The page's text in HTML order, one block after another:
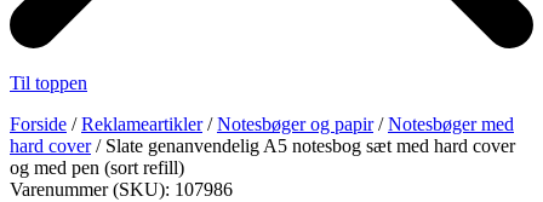
Til toppen
Forside /Reklameartikler/Notesbøger og papir/Notesbøger med
hard cover/ Slate genanvendelig A5 notesbog sæt med hard cover
og med pen (sort refill)
Varenummer (SKU): 107986